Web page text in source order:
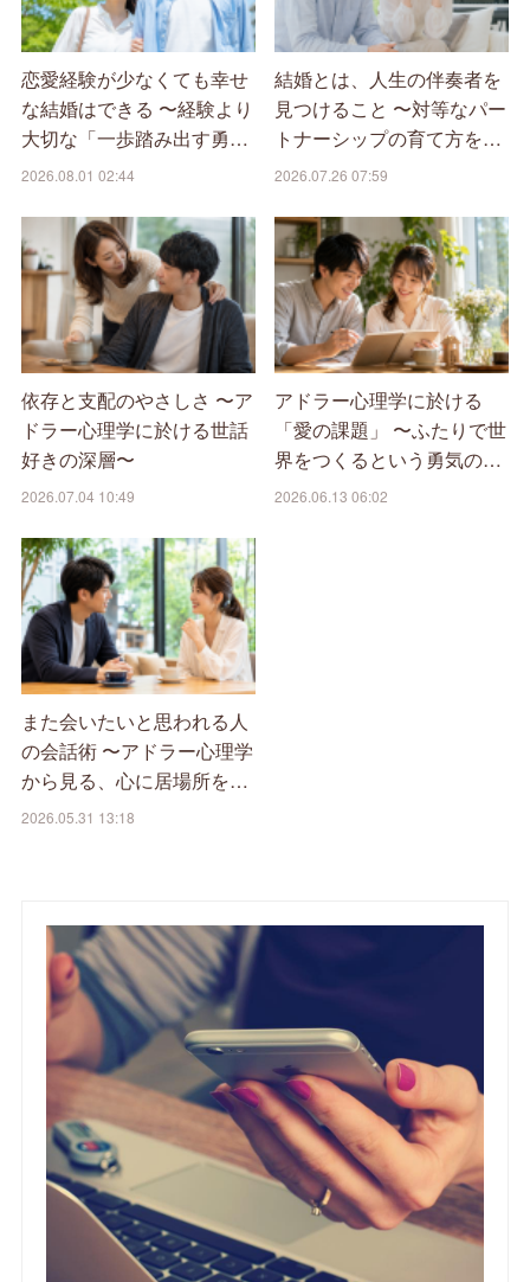
恋愛経験が少なくても幸せ
な結婚はできる 〜経験より
大切な「一歩踏み出す勇…
2026.08.01 02:44
結婚とは、人生の伴奏者を
見つけること 〜対等なパー
トナーシップの育て方を…
2026.07.26 07:59
依存と支配のやさしさ 〜ア
ドラー心理学に於ける世話
好きの深層〜
2026.07.04 10:49
アドラー心理学に於ける
「愛の課題」 〜ふたりで世
界をつくるという勇気の…
2026.06.13 06:02
また会いたいと思われる人
の会話術 〜アドラー心理学
から見る、心に居場所を…
2026.05.31 13:18